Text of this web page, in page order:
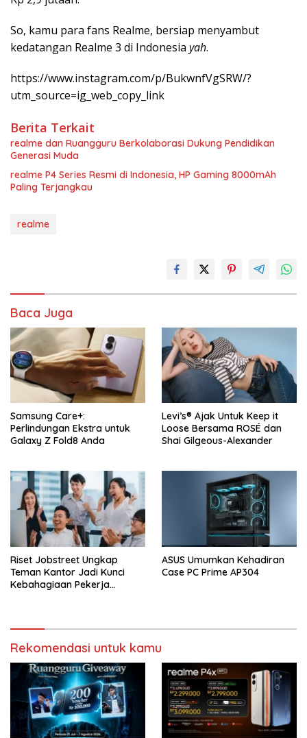
So, kamu para fans Realme, bersiap menyambut
kedatangan Realme 3 di Indonesia yah.
https://www.instagram.com/p/BukwnfVgSRW/?
utm_source=ig_web_copy_link
Berita Terkait
realme dan Ruangguru Berkolaborasi Dukung Pendidikan
Generasi Muda
realme P4 Series Resmi di Indonesia, HP Gaming 8000mAh
Paling Terjangkau
realme
Baca Juga
Samsung Care+:
Perlindungan Ekstra untuk
Galaxy Z Fold8 Anda
Levi’s® Ajak Untuk Keep it
Loose Bersama ROSÉ dan
Shai Gilgeous-Alexander
Riset Jobstreet Ungkap
Teman Kantor Jadi Kunci
Kebahagiaan Pekerja
ASUS Umumkan Kehadiran
Case PC Prime AP304
Rekomendasi untuk kamu